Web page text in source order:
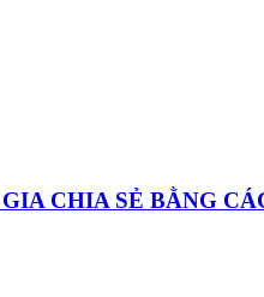
CHIA SẺ BẰNG